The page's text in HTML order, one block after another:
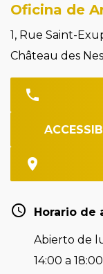
Oficina de
1, Rue Saint-
Château des
Horario de
Abierto de
14:00 a